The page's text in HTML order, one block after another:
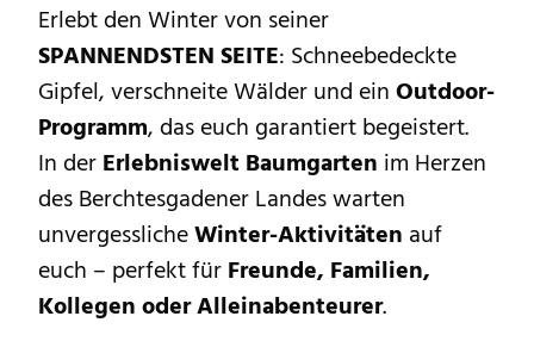
Erlebt den Winter von seiner
SPANNENDSTEN SEITE: Schneebedeckte
Gipfel, verschneite Wälder und einOutdoor-
Programm, das euch garantiert begeistert.
In derErlebniswelt Baumgarten im Herzen
des Berchtesgadener Landes warten
unvergesslicheWinter-Aktivitäten auf
euch – perfekt fürFreunde, Familien,
Kollegen oder Alleinabenteurer.